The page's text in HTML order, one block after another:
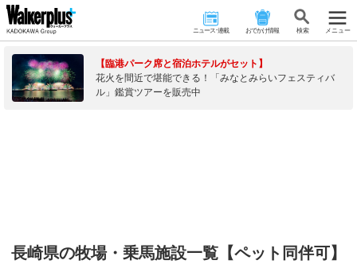
ニュース･連載 おでかけ情報 検 索 メニュー
【臨港パーク席と宿泊ホテルがセット】
花火を間近で堪能できる！「みなとみらいフェスティバ
ル」鑑賞ツアーを販売中
長崎県の牧場・乗馬施設一覧【ペット同伴可】